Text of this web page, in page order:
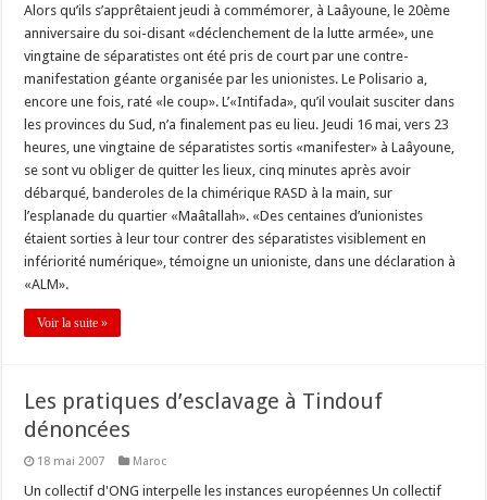
Alors qu’ils s’apprêtaient jeudi à commémorer, à Laâyoune, le 20ème
anniversaire du soi-disant «déclenchement de la lutte armée», une
vingtaine de séparatistes ont été pris de court par une contre-
manifestation géante organisée par les unionistes. Le Polisario a,
encore une fois, raté «le coup». L’«Intifada», qu’il voulait susciter dans
les provinces du Sud, n’a finalement pas eu lieu. Jeudi 16 mai, vers 23
heures, une vingtaine de séparatistes sortis «manifester» à Laâyoune,
se sont vu obliger de quitter les lieux, cinq minutes après avoir
débarqué, banderoles de la chimérique RASD à la main, sur
l’esplanade du quartier «Maâtallah». «Des centaines d’unionistes
étaient sorties à leur tour contrer des séparatistes visiblement en
infériorité numérique», témoigne un unioniste, dans une déclaration à
«ALM».
Voir la suite »
Les pratiques d’esclavage à Tindouf
dénoncées
18 mai 2007 Maroc
Un collectif d'ONG interpelle les instances européennes Un collectif